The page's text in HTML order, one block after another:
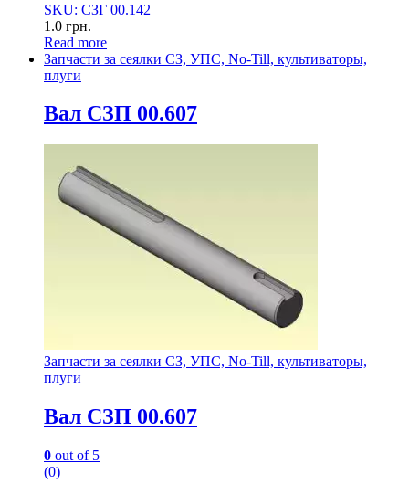
SKU: СЗГ 00.142
1.0 грн.
Read more
Запчасти за сеялки СЗ, УПС, No-Till, культиваторы,
плуги
Вал СЗП 00.607
Запчасти за сеялки СЗ, УПС, No-Till, культиваторы,
плуги
Вал СЗП 00.607
0 out of 5
(0)